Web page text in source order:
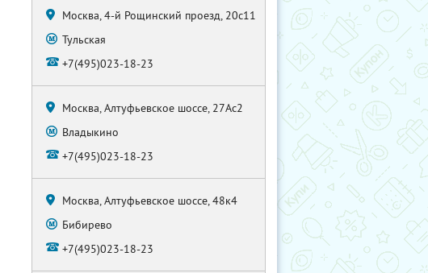
Москва, 4-й Рощинский проезд, 20с11
Тульская
+7(495)023-18-23
Москва, Алтуфьевское шоссе, 27Ас2
Владыкино
+7(495)023-18-23
Москва, Алтуфьевское шоссе, 48к4
Бибирево
+7(495)023-18-23